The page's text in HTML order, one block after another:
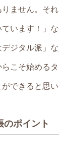
ません。そ
ています！」
ジタル派」
こそ始める
できると思い
のポイント